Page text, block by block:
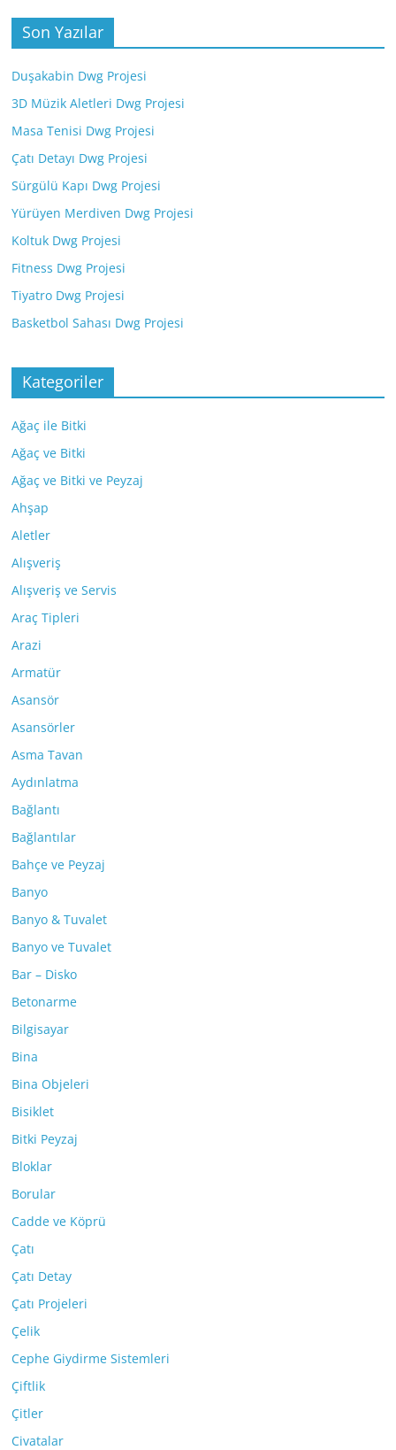
Son Yazılar
Duşakabin Dwg Projesi
3D Müzik Aletleri Dwg Projesi
Masa Tenisi Dwg Projesi
Çatı Detayı Dwg Projesi
Sürgülü Kapı Dwg Projesi
Yürüyen Merdiven Dwg Projesi
Koltuk Dwg Projesi
Fitness Dwg Projesi
Tiyatro Dwg Projesi
Basketbol Sahası Dwg Projesi
Kategoriler
Ağaç ile Bitki
Ağaç ve Bitki
Ağaç ve Bitki ve Peyzaj
Ahşap
Aletler
Alışveriş
Alışveriş ve Servis
Araç Tipleri
Arazi
Armatür
Asansör
Asansörler
Asma Tavan
Aydınlatma
Bağlantı
Bağlantılar
Bahçe ve Peyzaj
Banyo
Banyo & Tuvalet
Banyo ve Tuvalet
Bar – Disko
Betonarme
Bilgisayar
Bina
Bina Objeleri
Bisiklet
Bitki Peyzaj
Bloklar
Borular
Cadde ve Köprü
Çatı
Çatı Detay
Çatı Projeleri
Çelik
Cephe Giydirme Sistemleri
Çiftlik
Çitler
Civatalar